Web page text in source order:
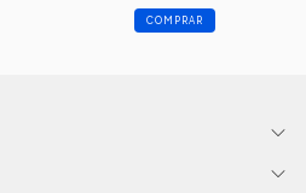
COMPRAR